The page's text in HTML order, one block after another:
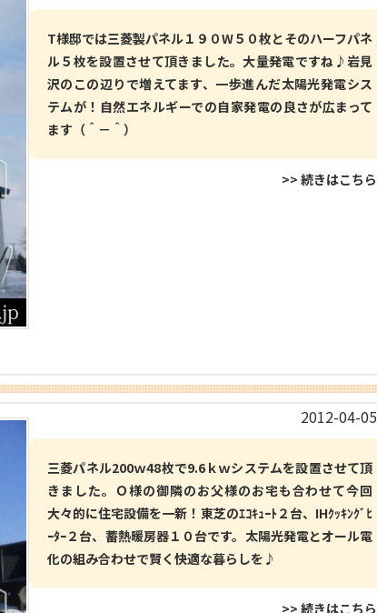
T様邸では三菱製パネル１９０W５０枚とそのハーフパネ
ル５枚を設置させて頂きました。大量発電ですね♪岩見
沢のこの辺りで増えてます、一歩進んだ太陽光発電シス
テムが！自然エネルギーでの自家発電の良さが広まって
ます（＾－＾）
>> 続きはこちら
2012-04-05
三菱パネル200ｗ48枚で9.6ｋｗシステムを設置させて頂
きました。Ｏ様の御隣のお父様のお宅も合わせて今回
大々的に住宅設備を一新！東芝のｴｺｷｭｰﾄ２台、IHｸｯｷﾝｸﾞﾋ
ｰﾀｰ２台、蓄熱暖房器１０台です。太陽光発電とオール電
化の組み合わせで賢く快適な暮らしを♪
>> 続きはこちら